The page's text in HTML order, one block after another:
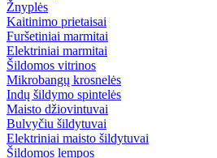
Žnyplės
Kaitinimo prietaisai
Furšetiniai marmitai
Elektriniai marmitai
Šildomos vitrinos
Mikrobangų krosnelės
Indų šildymo spintelės
Maisto džiovintuvai
Bulvyčiu šildytuvai
Elektriniai maisto šildytuvai
Šildomos lempos